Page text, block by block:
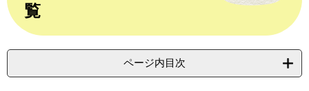
文
覧
ページ内目次